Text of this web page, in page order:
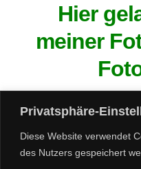
Privatsphäre-
Diese Website verwendet
des Nutzers gespeichert
Hier
meiner
Um deine
und
auf Online-